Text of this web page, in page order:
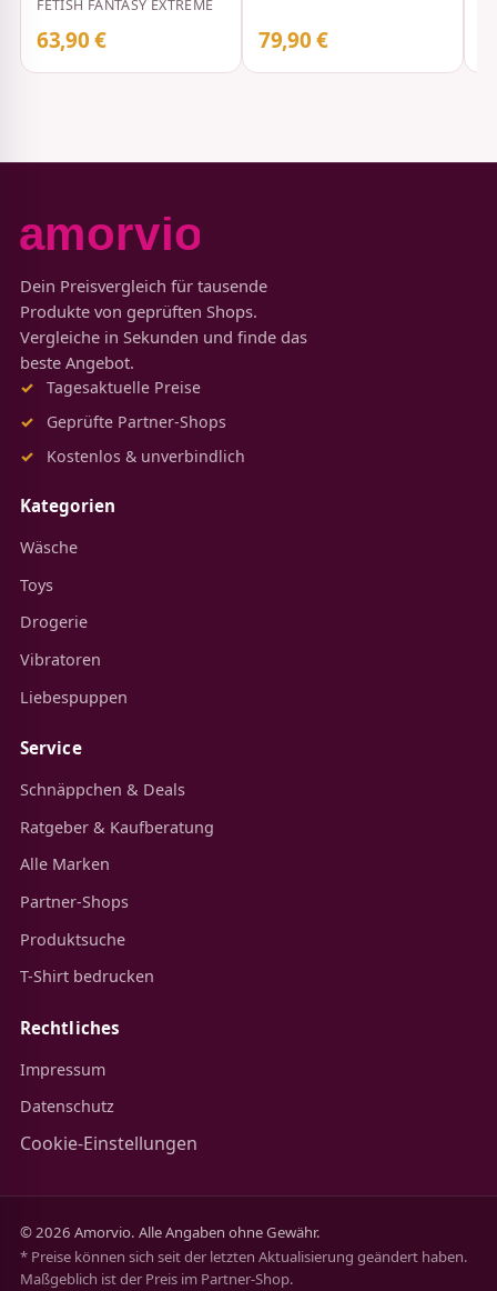
Hodenring Fetish
Fantasy Ext…
FETISH FANTASY EXTREME
63,90 € 79,90 €
Dein Preisvergleich für tausende
Produkte von geprüften Shops.
Vergleiche in Sekunden und finde das
beste Angebot.
Tagesaktuelle Preise
Geprüfte Partner-Shops
Kostenlos & unverbindlich
Kategorien
Wäsche
Toys
Drogerie
Vibratoren
Liebespuppen
Service
Schnäppchen & Deals
Ratgeber & Kaufberatung
Alle Marken
Partner-Shops
Produktsuche
T-Shirt bedrucken
Rechtliches
Impressum
Datenschutz
Cookie-Einstellungen
© 2026 Amorvio. Alle Angaben ohne Gewähr.
* Preise können sich seit der letzten Aktualisierung geändert haben.
Maßgeblich ist der Preis im Partner-Shop.